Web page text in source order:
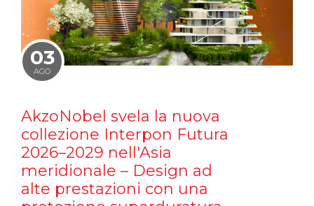
03
AGO
AkzoNobel svela la nuova
collezione Interpon Futura
2026–2029 nell'Asia
meridionale – Design ad
alte prestazioni con una